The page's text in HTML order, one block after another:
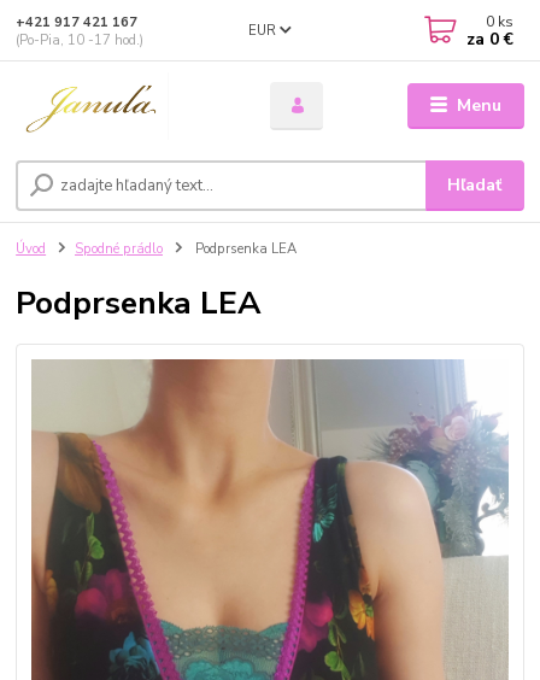
Menu
EUR
Hľadať
+421 917 421 167
(Po-Pia, 10 -17 hod.)
0 ks
za 0 €
Úvod Spodné prádlo Podprsenka LEA
Podprsenka LEA